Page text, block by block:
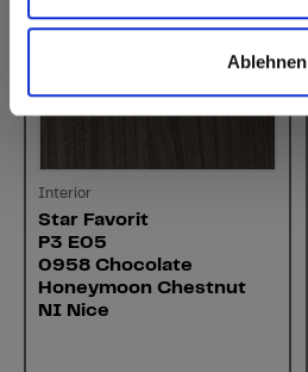
Ablehnen
Interior
Star Favorit
P3 E05
0958 Chocolate
Honeymoon Chestnut
NI Nice